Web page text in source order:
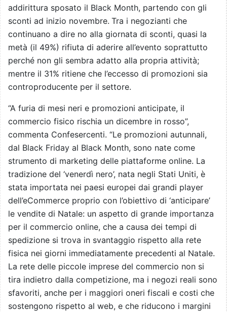
addirittura sposato il Black Month, partendo con gli
sconti ad inizio novembre. Tra i negozianti che
continuano a dire no alla giornata di sconti, quasi la
metà (il 49%) rifiuta di aderire all’evento soprattutto
perché non gli sembra adatto alla propria attività;
mentre il 31% ritiene che l’eccesso di promozioni sia
controproducente per il settore.
“A furia di mesi neri e promozioni anticipate, il
commercio fisico rischia un dicembre in rosso”,
commenta Confesercenti. “Le promozioni autunnali,
dal Black Friday al Black Month, sono nate come
strumento di marketing delle piattaforme online. La
tradizione del ‘venerdì nero’, nata negli Stati Uniti, è
stata importata nei paesi europei dai grandi player
dell’eCommerce proprio con l’obiettivo di ‘anticipare’
le vendite di Natale: un aspetto di grande importanza
per il commercio online, che a causa dei tempi di
spedizione si trova in svantaggio rispetto alla rete
fisica nei giorni immediatamente precedenti al Natale.
La rete delle piccole imprese del commercio non si
tira indietro dalla competizione, ma i negozi reali sono
sfavoriti, anche per i maggiori oneri fiscali e costi che
sostengono rispetto al web, e che riducono i margini